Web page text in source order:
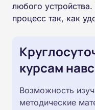
любого
процесс так, как
курсам
Возможность
методические